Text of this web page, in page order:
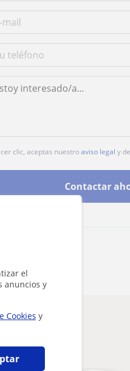
el
anuncios y
Cookies y
clic, aceptas nuestroaviso legal y de
Contactar